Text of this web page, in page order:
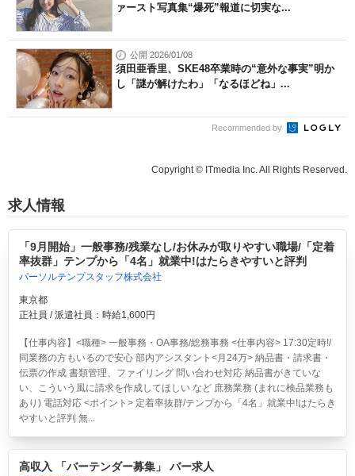
ァースト写真集“爆死”報道に切実な...
公開 2026/01/08
須田亜香里、SKE48卒業時の“意外な事実”明か
し「謎が解けたわ」「なるほどね」...
Recommended by
Copyright © ITmedia Inc. All Rights Reserved.
求人情報
「9月開始」一般事務/残業なし/お休みが取りやすい職場/「定着
率抜群」テンプから「4名」就業中!はたらきやすいと評判
パーソルテンプスタッフ株式会社
東京都
正社員 / 派遣社員：時給1,600円
【仕事内容】<職種> 一般事務・OA事務/総務事務 <仕事内容> 17:30定時!/
同業務の方もいるので安心 部内アシスタント<月24万> 納品書・請求書・
伝票の作成 書類管理、ファイリング 問い合わせ対応 納品書がきていな
い、こういう風に請求を作成してほしい など 庶務業務 (まれに検品業務も
あり) 電話対応 <ポイント> 定着率抜群/テンプから「4名」就業中!はたらき
やすいと評判 無...
高収入 「バーテンダー募集」 バー求人